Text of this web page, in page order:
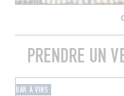
PRENDRE UN
BAR À VINS